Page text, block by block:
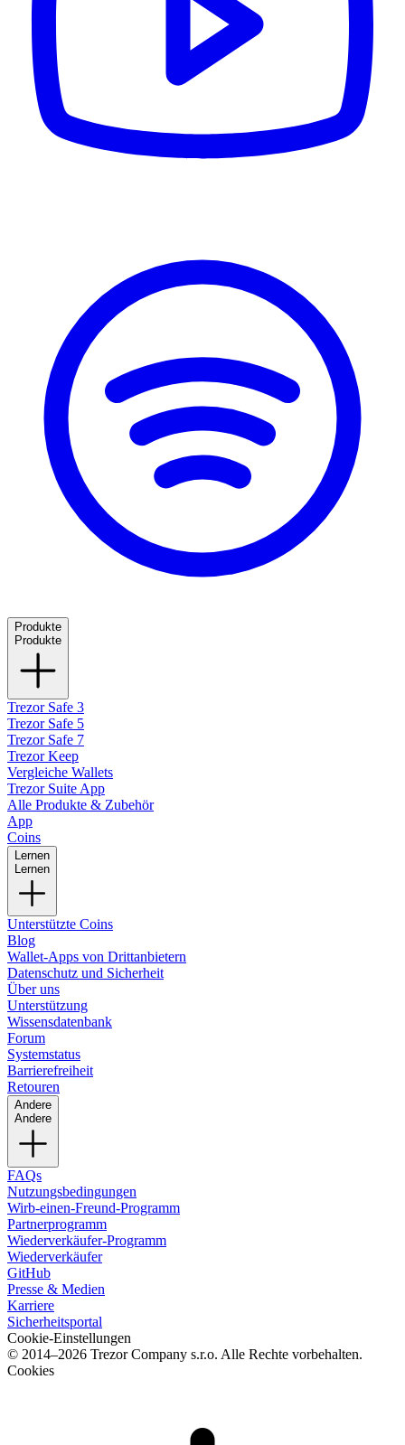
Produkte
Produkte
Trezor Safe 3
Trezor Safe 5
Trezor Safe 7
Trezor Keep
Vergleiche Wallets
Trezor Suite App
Alle Produkte & Zubehör
App
Coins
Lernen
Lernen
Unterstützte Coins
Blog
Wallet-Apps von Drittanbietern
Datenschutz und Sicherheit
Über uns
Unterstützung
Wissensdatenbank
Forum
Systemstatus
Barrierefreiheit
Retouren
Andere
Andere
FAQs
Nutzungsbedingungen
Wirb-einen-Freund-Programm
Partnerprogramm
Wiederverkäufer-Programm
Wiederverkäufer
GitHub
Presse & Medien
Karriere
Sicherheitsportal
Cookie-Einstellungen
© 2014–2026 Trezor Company s.r.o. Alle Rechte vorbehalten.
Cookies